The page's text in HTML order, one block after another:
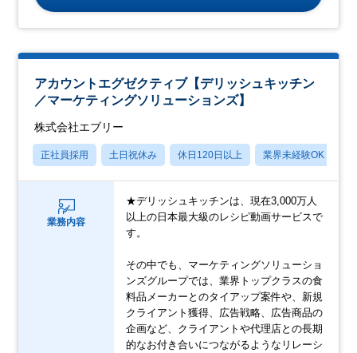
アカウントエグゼクティブ【デリッシュキッチン
／マーケティングソリューションズ】
株式会社エブリー
正社員採用 土日祝休み 休日120日以上 業界未経験OK
業務内容
★デリッシュキッチンは、現在3,000万人
以上の日本最大級のレシピ動画サービスで
す。
その中でも、マーケティングソリューショ
ンズグループでは、業界トップクラスの食
料品メーカーとのタイアップ案件や、新規
クライアント獲得、広告戦略、広告商品の
企画など、クライアントや代理店との長期
的なお付き合いにつながるようなリレーシ